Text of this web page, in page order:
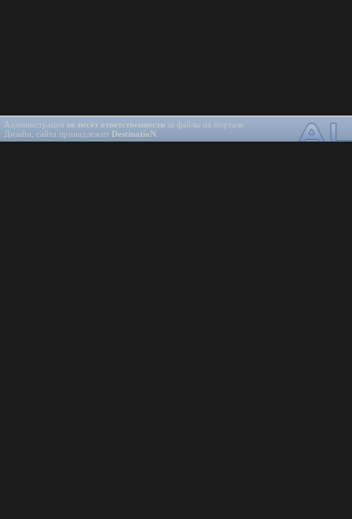
Администрация не несёт ответственности за файлы на портале.
Дизайн, сайта принадлежит DestinatioN